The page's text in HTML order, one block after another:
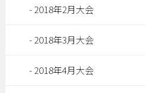
2018年2月大会
2018年3月大会
2018年4月大会